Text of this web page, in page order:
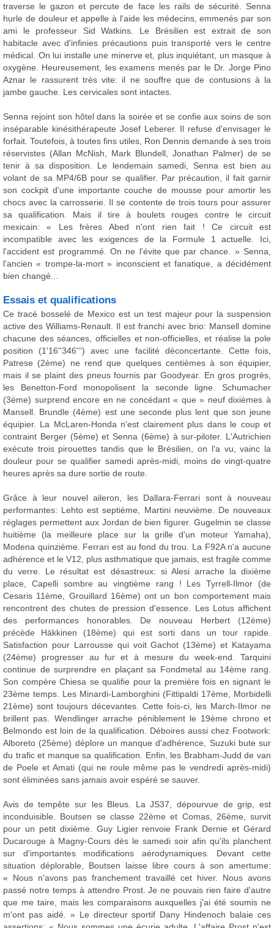
traverse le gazon et percute de face les rails de sécurité. Senna
hurle de douleur et appelle à l'aide les médecins, emmenés par son
ami le professeur Sid Watkins. Le Brésilien est extrait de son
habitacle avec d'infinies précautions puis transporté vers le centre
médical. On lui installe une minerve et, plus inquiétant, un masque à
oxygène. Heureusement, les examens menés par le Dr. Jorge Pino
Aznar le rassurent très vite: il ne souffre que de contusions à la
jambe gauche. Les cervicales sont intactes.
Senna rejoint son hôtel dans la soirée et se confie aux soins de son
inséparable kinésithérapeute Josef Leberer. Il refuse d'envisager le
forfait. Toutefois, à toutes fins utiles, Ron Dennis demande à ses trois
réservistes (Allan McNish, Mark Blundell, Jonathan Palmer) de se
tenir à sa disposition. Le lendemain samedi, Senna est bien au
volant de sa MP4/6B pour se qualifier. Par précaution, il fait garnir
son cockpit d'une importante couche de mousse pour amortir les
chocs avec la carrosserie. Il se contente de trois tours pour assurer
sa qualification. Mais il tire à boulets rouges contre le circuit
mexicain: « Les frères Abed n'ont rien fait ! Ce circuit est
incompatible avec les exigences de la Formule 1 actuelle. Ici,
l'accident est programmé. On ne l'évite que par chance. » Senna,
l'ancien « trompe-la-mort » inconscient et fanatique, a décidément
bien changé...
Essais et qualifications
Ce tracé bosselé de Mexico est un test majeur pour la suspension
active des Williams-Renault. Il est franchi avec brio: Mansell domine
chacune des séances, officielles et non-officielles, et réalise la pole
position (1'16''346''') avec une facilité déconcertante. Cette fois,
Patrese (2ème) ne rend que quelques centièmes à son équipier,
mais il se plaint des pneus fournis par Goodyear. En gros progrès,
les Benetton-Ford monopolisent la seconde ligne. Schumacher
(3ème) surprend encore en ne concédant « que » neuf dixièmes à
Mansell. Brundle (4ème) est une seconde plus lent que son jeune
équipier. La McLaren-Honda n'est clairement plus dans le coup et
contraint Berger (5ème) et Senna (6ème) à sur-piloter. L'Autrichien
exécute trois pirouettes tandis que le Brésilien, on l'a vu, vainc la
douleur pour se qualifier samedi après-midi, moins de vingt-quatre
heures après sa dure sortie de route.
Grâce à leur nouvel aileron, les Dallara-Ferrari sont à nouveau
performantes: Lehto est septième, Martini neuvième. De nouveaux
réglages permettent aux Jordan de bien figurer. Gugelmin se classe
huitième (la meilleure place sur la grille d'un moteur Yamaha),
Modena quinzième. Ferrari est au fond du trou. La F92A n'a aucune
adhérence et le V12, plus asthmatique que jamais, est fragile comme
du verre. Le résultat est désastreux: si Alesi arrache la dixième
place, Capelli sombre au vingtième rang ! Les Tyrrell-Ilmor (de
Cesaris 11ème, Grouillard 16ème) ont un bon comportement mais
rencontrent des chutes de pression d'essence. Les Lotus affichent
des performances honorables. De nouveau Herbert (12ème)
précède Häkkinen (18ème) qui est sorti dans un tour rapide.
Satisfaction pour Larrousse qui voit Gachot (13ème) et Katayama
(24ème) progresser au fur et à mesure du week-end. Tarquini
continue de surprendre en plaçant sa Fondmetal au 14ème rang.
Son compère Chiesa se qualifie pour la première fois en signant le
23ème temps. Les Minardi-Lamborghini (Fittipaldi 17ème, Morbidelli
21ème) sont toujours décevantes. Cette fois-ci, les March-Ilmor ne
brillent pas. Wendlinger arrache péniblement le 19ème chrono et
Belmondo est loin de la qualification. Déboires aussi chez Footwork:
Alboreto (25ème) déplore un manque d'adhérence, Suzuki bute sur
du trafic et manque sa qualification. Enfin, les Brabham-Judd de van
de Poele et Amati (qui ne roule même pas le vendredi après-midi)
sont éliminées sans jamais avoir espéré se sauver.
Avis de tempête sur les Bleus. La JS37, dépourvue de grip, est
inconduisible. Boutsen se classe 22ème et Comas, 26ème, survit
pour un petit dixième. Guy Ligier renvoie Frank Dernie et Gérard
Ducarouge à Magny-Cours dès le samedi soir afin qu'ils planchent
sur d'importantes modifications aérodynamiques. Devant cette
situation déplorable, Boutsen laisse libre cours à son amertume:
« Nous n'avons pas franchement travaillé cet hiver. Nous avons
passé notre temps à attendre Prost. Je ne pouvais rien faire d'autre
que me taire, mais les comparaisons auxquelles j'ai été soumis ne
m'ont pas aidé. » Le directeur sportif Dany Hindenoch balaie ces